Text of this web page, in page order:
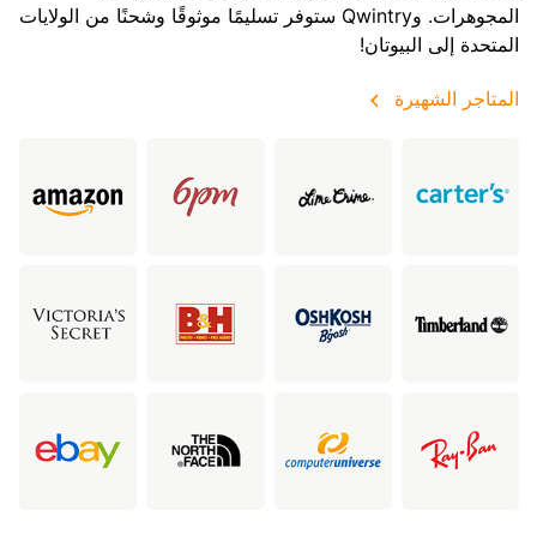
المجوهرات. وQwintry ستوفر تسليمًا موثوقًا وشحنًا من الولايات
المتحدة إلى البيوتان!
المتاجر الشهيرة